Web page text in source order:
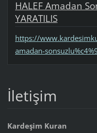
HALEF Amadan
YARATILIS
https://
amadan-
İletişim
Kardeşim Kuran